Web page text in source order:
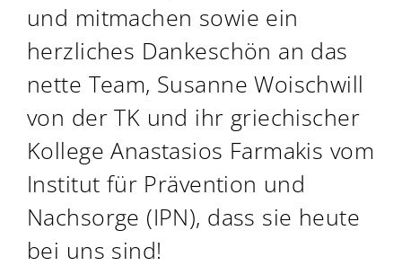
und mitmachen sowie ein
herzliches Dankeschön an das
nette Team, Susanne Woischwill
von der TK und ihr griechischer
Kollege Anastasios Farmakis vom
Institut für Prävention und
Nachsorge (IPN), dass sie heute
bei uns sind!